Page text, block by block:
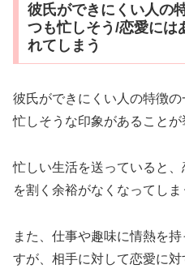
彼氏ができにくい人の
つも忙しそう/恋愛には
れてしまう
彼氏ができにくい人の特徴
忙しそうな印象があることが
忙しい生活を送っていると
を割く余裕がなくなってしま
また、仕事や趣味に情熱を
すが、相手に対して恋愛に